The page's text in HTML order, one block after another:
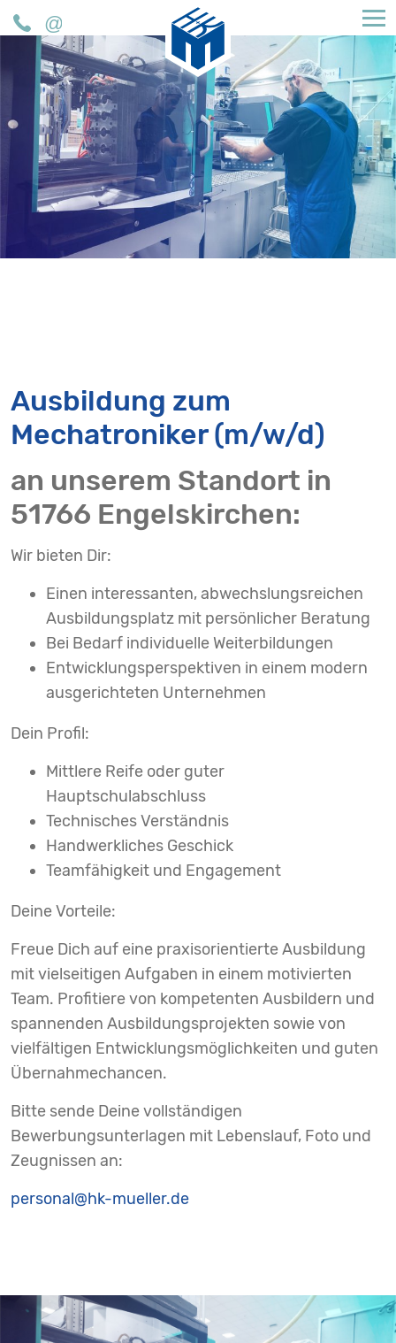
H&K Müller GmbH & Co. KG
Ausbildung zum
Mechatroniker (m/w/d)
an unserem Standort in
51766 Engelskirchen:
Wir bieten Dir:
Einen interessanten, abwechslungsreichen
Ausbildungsplatz mit persönlicher Beratung
Bei Bedarf individuelle Weiterbildungen
Entwicklungsperspektiven in einem modern
ausgerichteten Unternehmen
Dein Profil:
Mittlere Reife oder guter
Hauptschulabschluss
Technisches Verständnis
Handwerkliches Geschick
Teamfähigkeit und Engagement
Deine Vorteile:
Freue Dich auf eine praxisorientierte Ausbildung
mit vielseitigen Aufgaben in einem motivierten
Team. Profitiere von kompetenten Ausbildern und
spannenden Ausbildungsprojekten sowie von
vielfältigen Entwicklungsmöglichkeiten und guten
Übernahmechancen.
Bitte sende Deine vollständigen
Bewerbungsunterlagen mit Lebenslauf, Foto und
Zeugnissen an:
personal@hk-mueller.de
Telefon
Mail